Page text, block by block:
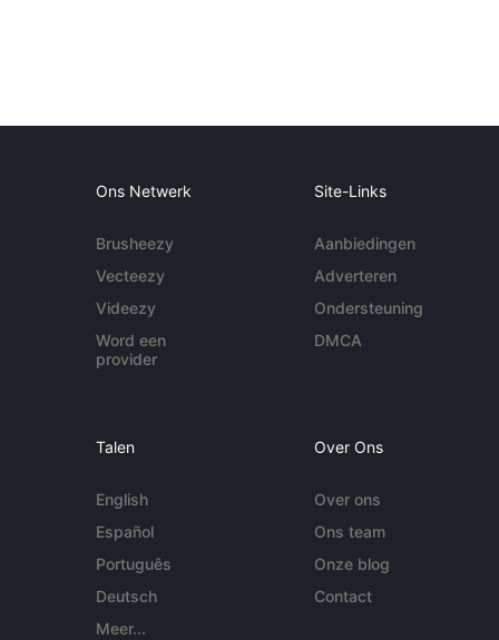
Ons Netwerk
Brusheezy
Vecteezy
Videezy
Word een
provider
Site-Links
Aanbiedingen
Adverteren
Ondersteuning
DMCA
Talen
English
Español
Português
Deutsch
Meer...
Over Ons
Over ons
Ons team
Onze blog
Contact